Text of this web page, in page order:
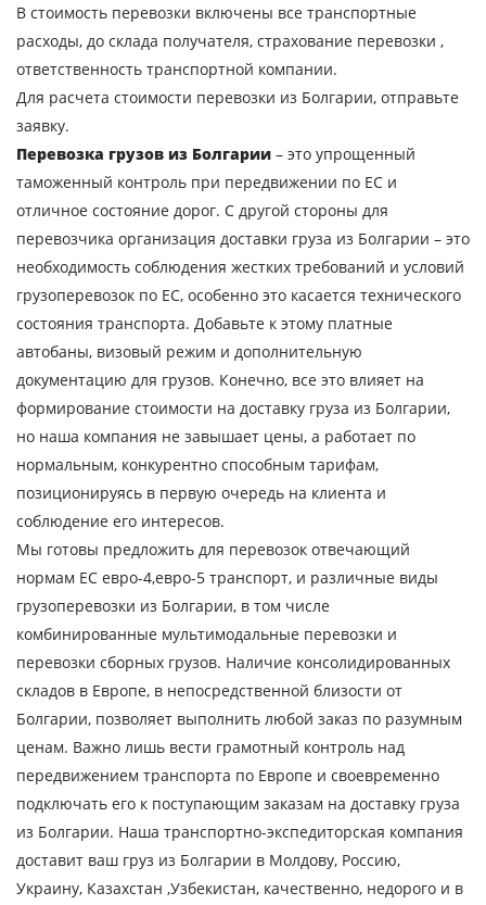
В стоимость перевозки включены все транспортные
расходы, до склада получателя, страхование перевозки ,
ответственность транспортной компании.
Для расчета стоимости перевозки из Болгарии, отправьте
заявку.
Перевозка грузов из Болгарии – это упрощенный
таможенный контроль при передвижении по ЕС и
отличное состояние дорог. С другой стороны для
перевозчика организация доставки груза из Болгарии – это
необходимость соблюдения жестких требований и условий
грузоперевозок по ЕС, особенно это касается технического
состояния транспорта. Добавьте к этому платные
автобаны, визовый режим и дополнительную
документацию для грузов. Конечно, все это влияет на
формирование стоимости на доставку груза из Болгарии,
но наша компания не завышает цены, а работает по
нормальным, конкурентно способным тарифам,
позиционируясь в первую очередь на клиента и
соблюдение его интересов.
Мы готовы предложить для перевозок отвечающий
нормам ЕС евро-4,евро-5 транспорт, и различные виды
грузоперевозки из Болгарии, в том числе
комбинированные мультимодальные перевозки и
перевозки сборных грузов. Наличие консолидированных
складов в Европе, в непосредственной близости от
Болгарии, позволяет выполнить любой заказ по разумным
ценам. Важно лишь вести грамотный контроль над
передвижением транспорта по Европе и своевременно
подключать его к поступающим заказам на доставку груза
из Болгарии. Наша транспортно-экспедиторская компания
доставит ваш груз из Болгарии в Молдову, Россию,
Украину, Казахстан ,Узбекистан, качественно, недорого и в
Страна загрузки
Город загрузки
Страна выгрузки
Город выгрузки
Наименование груза
Дата загрузки
Тип транспорта
Вес груза, ( т )
Контактное лицо
Контактный телефон
Отправляя заявку, вы соглашаетесь на
обработку персональных данных.